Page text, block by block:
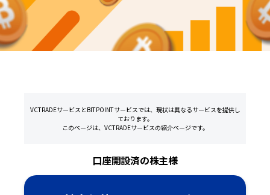
VCTRADEサービスとBITPOINTサービスでは、現状は異なるサービスを提供し
ております。
このページは、VCTRADEサービスの紹介ページです。
口座開設済の株主様